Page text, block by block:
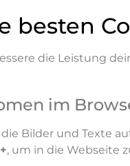
besten
die Leistung
im
die Bilder und Texte
, um in die Webseite